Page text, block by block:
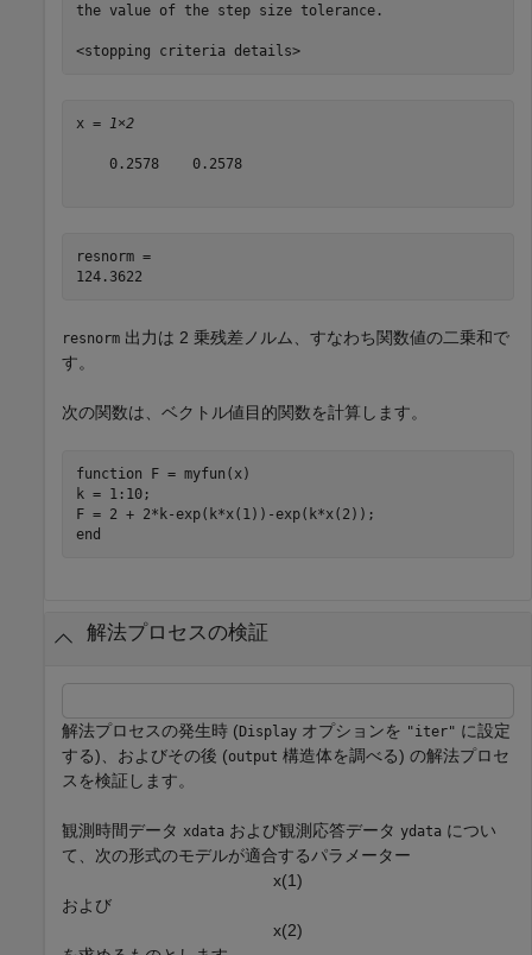
the value of the step size tolerance.
<stopping criteria details>
x = 1×2
    0.2578    0.2578
resnorm =
resnorm 出力は 2 乗残差ノルム、すなわち関数値の二乗和で
す。
次の関数は、ベクトル値目的関数を計算します。
function F = myfun(x)
k = 1:10;
end
解法プロセスの検証
解法プロセスの発生時 (Display オプションを "iter" に設定
する)、およびその後 (output 構造体を調べる) の解法プロセ
スを検証します。
観測時間データ xdata および観測応答データ ydata につい
て、次の形式のモデルが適合するパラメーター
x(1)
および
x(2)